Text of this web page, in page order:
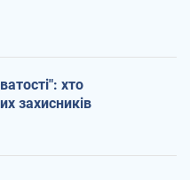
хто
захисників